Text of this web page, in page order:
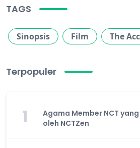
TAGS
Sinopsis Film The
Terpopuler
1
Agama Member NCT
oleh NCTZen